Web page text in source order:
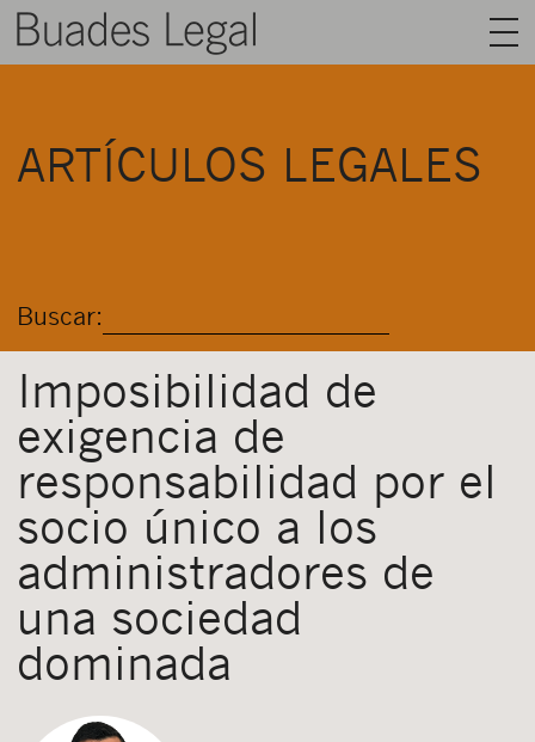
ÁREAS
ARTÍCULOS LEGALES
Buscar:
Imposibilidad de
exigencia de
responsabilidad por el
socio único a los
administradores de
una sociedad
dominada